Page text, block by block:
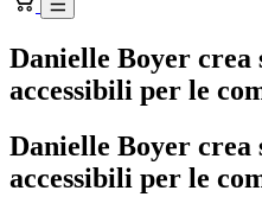
Danielle Boyer crea
accessibili per le
Danielle Boyer crea
accessibili per le